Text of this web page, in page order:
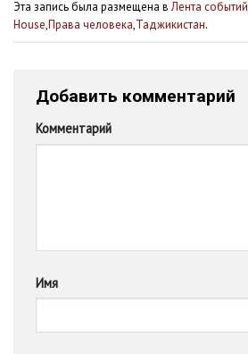
Эта запись была размещена вЛента событий
House,Права человека,Таджикистан.
Добавить комментарий
Комментарий
Имя